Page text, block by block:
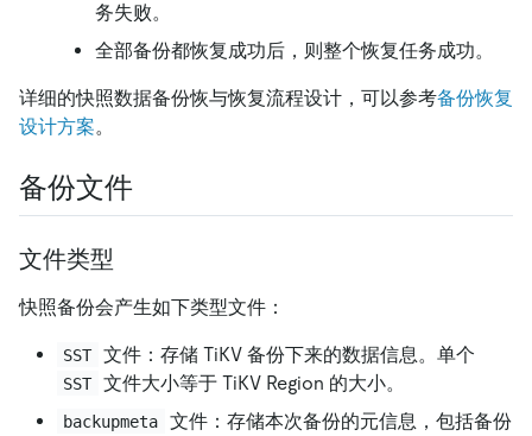
务失败。
全部备份都恢复成功后，则整个恢复任务成功。
详细的快照数据备份恢与恢复流程设计，可以参考备份恢复
设计方案。
备份文件
文件类型
快照备份会产生如下类型文件：
SST 文件：存储 TiKV 备份下来的数据信息。单个
SST 文件大小等于 TiKV Region 的大小。
backupmeta
文件：存储本次备份的元信息，包括备份